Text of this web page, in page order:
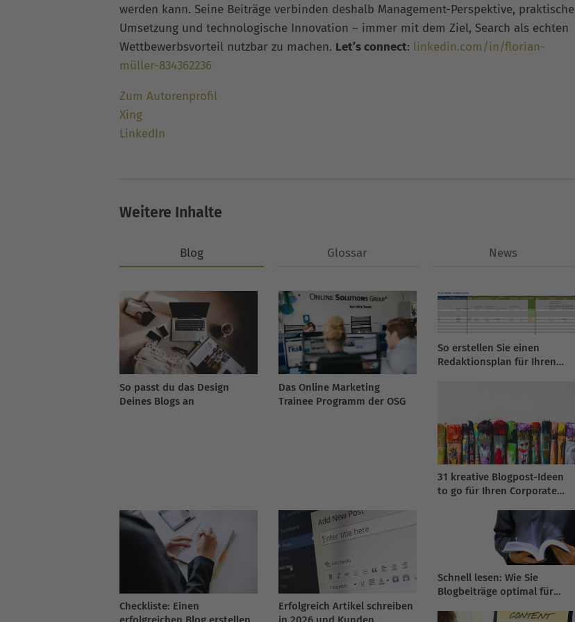
werden kann. Seine Beiträge verbinden deshalb Management-Perspektive, praktische
Umsetzung und technologische Innovation – immer mit dem Ziel, Search als echten
Wettbewerbsvorteil nutzbar zu machen. Let’s connect: linkedin.com/in/florian-
müller-834362236
Zum Autorenprofil
Xing
LinkedIn
Weitere Inhalte
Blog Glossar News
So passt du das Design
Deines Blogs an
Das Online Marketing
Trainee Programm der OSG
So erstellen Sie einen
Redaktionsplan für Ihren
31 kreative Blogpost-Ideen
to go für Ihren Corporate
Checkliste: Einen
Erfolgreich Artikel schreiben
Schnell lesen: Wie Sie
Blogbeiträge optimal für